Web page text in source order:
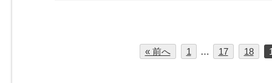
« 前へ 1 … 17 18